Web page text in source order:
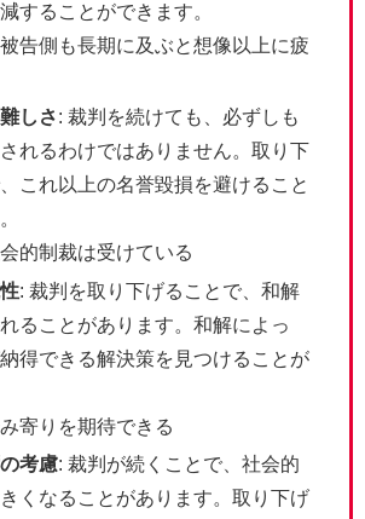
することができます。
告側も長期に及ぶと想像以上に疲
しさ: 裁判を続けても、必ずしも
れるわけではありません。取り下
これ以上の名誉毀損を避けること
的制裁は受けている
: 裁判を取り下げることで、和解
ることがあります。和解によっ
得できる解決策を見つけることが
寄りを期待できる
考慮: 裁判が続くことで、社会的
くなることがあります。取り下げ